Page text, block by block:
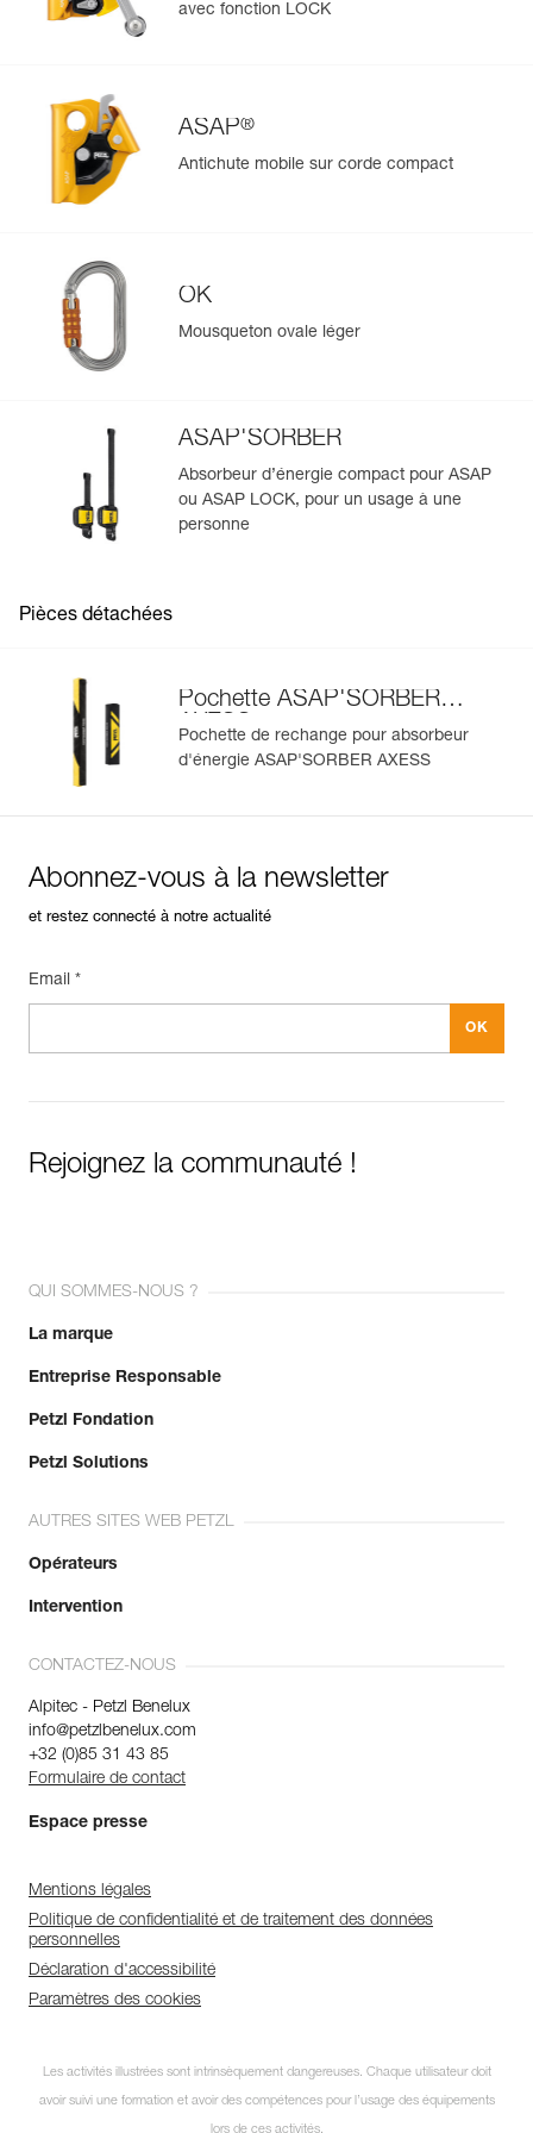
existantes.
En savoir plus
avec fonction LOCK
ASAP®
Antichute mobile sur corde compact
OK
Mousqueton ovale léger
ASAP'SORBER
Absorbeur d’énergie compact pour ASAP
ou ASAP LOCK, pour un usage à une
personne
Pièces détachées
Pochette ASAP'SORBER
AXESS
Pochette de rechange pour absorbeur
d'énergie ASAP'SORBER AXESS
Abonnez-vous à la newsletter
et restez connecté à notre actualité
Email *
Rejoignez la communauté !
QUI SOMMES-NOUS ?
La marque
Entreprise Responsable
Petzl Fondation
Petzl Solutions
AUTRES SITES WEB PETZL
Opérateurs
Intervention
CONTACTEZ-NOUS
Alpitec - Petzl Benelux
info@petzlbenelux.com
+32 (0)85 31 43 85
Formulaire de contact
Espace presse
Mentions légales
Politique de confidentialité et de traitement des données
personnelles
Déclaration d'accessibilité
Paramètres des cookies
Les activités illustrées sont intrinsèquement dangereuses. Chaque utilisateur doit
avoir suivi une formation et avoir des compétences pour l’usage des équipements
lors de ces activités.